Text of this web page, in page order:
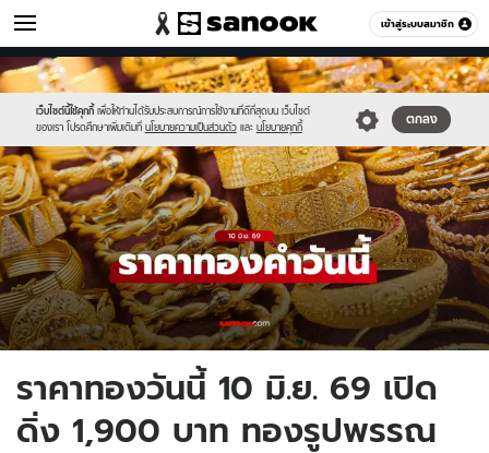
เข้าสู่ระบบสมาชิก
เศรษฐกิจ หมวดอื่นๆ
เว็บไซต์นี้ใช้คุกกี้ เพื่อให้ท่านได้รับประสบการณ์การใช้งานที่ดีที่สุดบน เว็บไซต์
ของเรา โปรดศึกษาเพิ่มเติมที่ นโยบายความเป็นส่วนตัว และ นโยบายคุกกี้
ตกลง
Sanook
//s.isanook.com/sr/0/images/logo-
new-
sanook.png
600
60
//s.isanook.com/mn/0/ud/190/952479/new-
thumbnail1200x720-
20.jpg
ราคาทองวันนี้ 10 มิ.ย. 69 เปิด
ดิ่ง 1,900 บาท ทองรูปพรรณ